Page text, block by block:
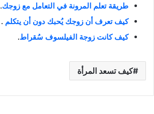
طريقة تعلم المرونة في التعامل مع زوجك.
كيف تعرف أن زوجك يُحبك دون أن يتكلم .
كيف كانت زوجة الفيلسوف سُقراط.
كيف تسعد المرأة